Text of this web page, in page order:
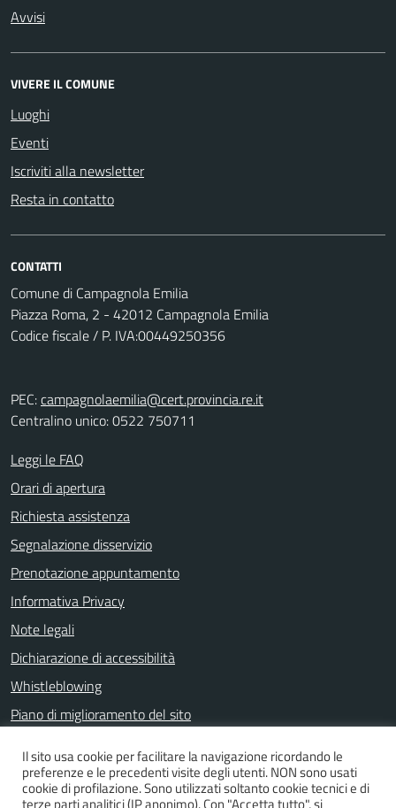
Avvisi
VIVERE IL COMUNE
Luoghi
Eventi
Iscriviti alla newsletter
Resta in contatto
CONTATTI
Comune di Campagnola Emilia
Piazza Roma, 2 - 42012 Campagnola Emilia
Codice fiscale / P. IVA:00449250356
PEC:campagnolaemilia@cert.provincia.re.it
Centralino unico: 0522 750711
Leggi le FAQ
Orari di apertura
Richiesta assistenza
Segnalazione disservizio
Prenotazione appuntamento
Informativa Privacy
Note legali
Dichiarazione di accessibilità
Whistleblowing
Piano di miglioramento del sito
SEGUICI SU
Il sito usa cookie per facilitare la navigazione ricordando le
preferenze e le precedenti visite degli utenti. NON sono usati
cookie di profilazione. Sono utilizzati soltanto cookie tecnici e di